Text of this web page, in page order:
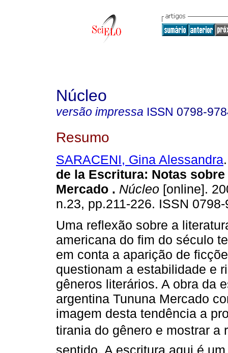
Núcleo
versão impressa ISSN 0798-
Resumo
SARACENI, Gina Alessandra.
de la Escritura: Notas sobre
Mercado . Núcleo [online].
n.23, pp.211-226. ISSN
Uma reflexão sobre a
americana do fim do século
em conta a aparição de
questionam a estabilidade e
gêneros literários. A obra da
argentina Tununa Mercado
imagem desta tendência a
tirania do gênero e mostrar
sentido. A escritura aqui é